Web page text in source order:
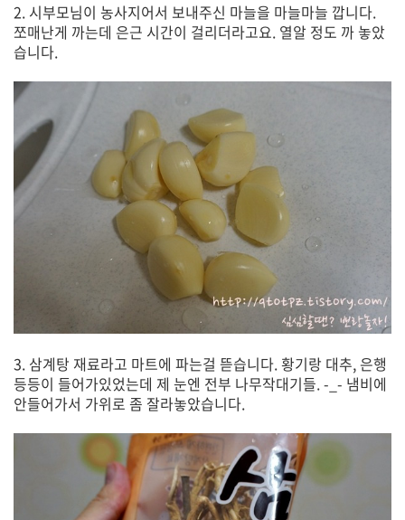
2. 시부모님이 농사지어서 보내주신 마늘을 마늘마늘 깝니다.
쪼매난게 까는데 은근 시간이 걸리더라고요. 열알 정도 까 놓았
습니다.
3. 삼계탕 재료라고 마트에 파는걸 뜯습니다. 황기랑 대추, 은행
등등이 들어가있었는데 제 눈엔 전부 나무작대기들. -_- 냄비에
안들어가서 가위로 좀 잘라놓았습니다.